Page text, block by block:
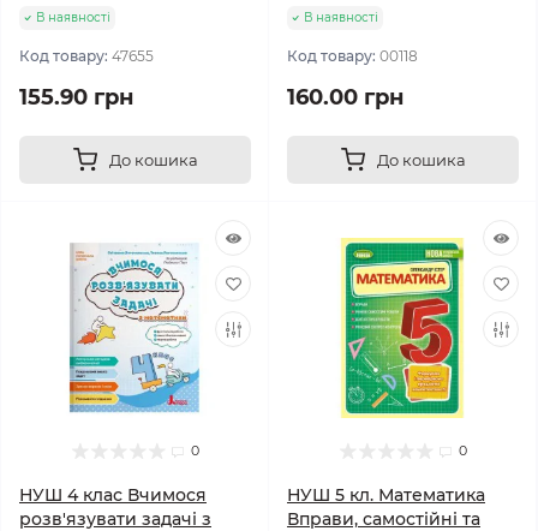
В наявності
Код товару: 47655
155.90 грн
До кошика
В наявності
Код товару: 00118
160.00 грн
До кошика
0
НУШ 4 клас Вчимося
розв'язувати задачі з
0
НУШ 5 кл. Математика
Вправи, самостійні та